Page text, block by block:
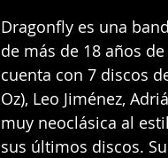
Dragonfly es una
de más de 18 años
cuenta con 7 discos
Oz), Leo Jiménez,
muy neoclásica al
sus últimos discos.